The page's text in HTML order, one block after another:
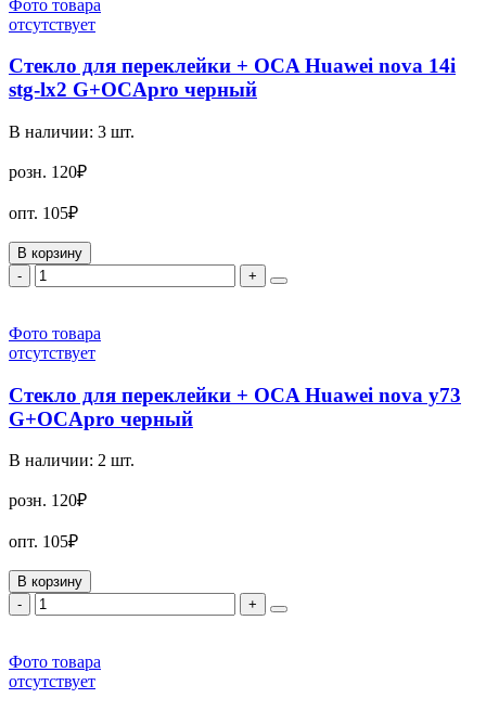
Фото товара
отсутствует
Стекло для переклейки + OCA Huawei nova 14i
stg-lx2 G+OCApro черный
В наличии: 3 шт.
розн. 120₽
опт. 105₽
В корзину
-
+
Фото товара
отсутствует
Стекло для переклейки + OCA Huawei nova y73
G+OCApro черный
В наличии: 2 шт.
розн. 120₽
опт. 105₽
В корзину
-
+
Фото товара
отсутствует